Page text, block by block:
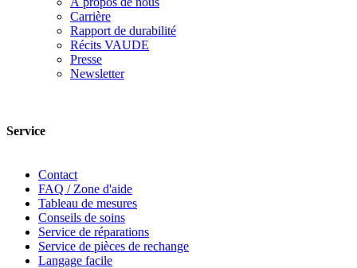
Carrière
Rapport de durabilité
Récits VAUDE
Presse
Newsletter
Service
Contact
FAQ / Zone d'aide
Tableau de mesures
Conseils de soins
Service de réparations
Service de pièces de rechange
Langage facile